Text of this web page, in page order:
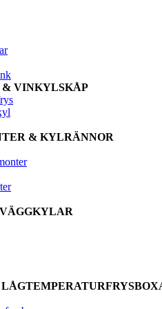
& VINKYLSKÅP
& KYLRÄNNOR